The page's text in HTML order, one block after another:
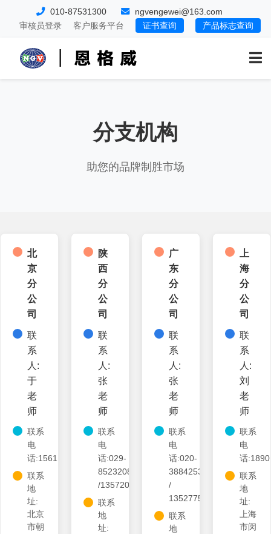
010-87531300
ngvengewei@163.com
审核员登录
客户服务平台 证书查询 产品标志查询
分支机构
助您的品牌制胜市场
北
京
分
公
司
联
系
人:
于
老
师
联系
电
话:15611376088
联系
地
址:
北京
市朝
陕
西
分
公
司
联
系
人:
张
老
师
联系
电
话:029-
85232085
/13572015767
联系
地
址:
广
东
分
公
司
联
系
人:
张
老
师
联系
电
话:020-
38842535
/
13527756274
联系
地
上
海
分
公
司
联
系
人:
刘
老
师
联系
电
话
联系
地
址:
上海
市闵